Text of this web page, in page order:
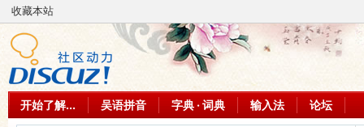
收藏本站
开始了解... 吴语拼音 字典 · 词典 输入法 论坛